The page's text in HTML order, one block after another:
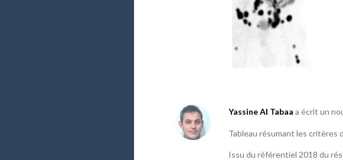
Yassine Al Tabaa a écrit un
Tableau résumant les critères
Issu du référentiel 2018 du